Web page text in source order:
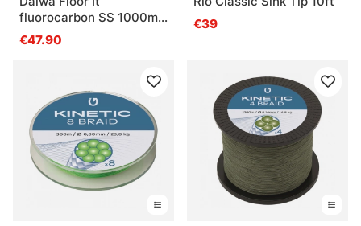
fluorocarbon SS 1000m
0.39mm 9.1KG
€47.90
€39